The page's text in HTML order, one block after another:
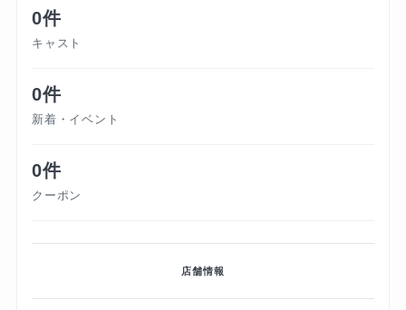
0件
キャスト
0件
新着・イベント
0件
クーポン
店舗情報